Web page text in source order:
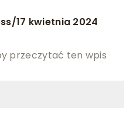
/17 kwietnia 2024
przeczytać ten wpis